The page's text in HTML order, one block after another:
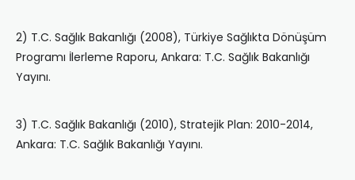
2) T.C. Sağlık Bakanlığı (2008), Türkiye Sağlıkta Dönüşüm
Programı İlerleme Raporu, Ankara: T.C. Sağlık Bakanlığı
Yayını.
3) T.C. Sağlık Bakanlığı (2010), Stratejik Plan: 2010-2014,
Ankara: T.C. Sağlık Bakanlığı Yayını.